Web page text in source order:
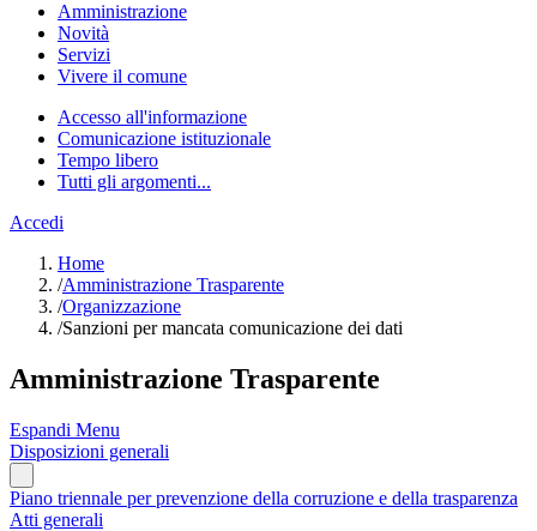
Amministrazione
Novità
Servizi
Vivere il comune
Accesso all'informazione
Comunicazione istituzionale
Tempo libero
Tutti gli argomenti...
Accedi
Home
/Amministrazione Trasparente
/Organizzazione
/Sanzioni per mancata comunicazione dei dati
Amministrazione Trasparente
Espandi Menu
Disposizioni generali
Piano triennale per prevenzione della corruzione e della trasparenza
Atti generali